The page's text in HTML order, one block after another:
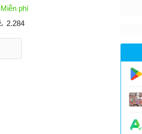
Miễn phí
2.284